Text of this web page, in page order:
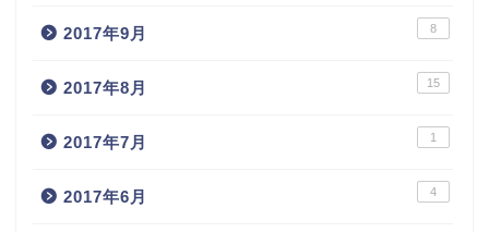
2017年9月 8
2017年8月 15
2017年7月 1
2017年6月 4